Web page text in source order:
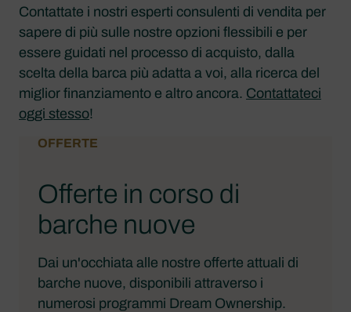
Contattate i nostri esperti consulenti di vendita per
sapere di più sulle nostre opzioni flessibili e per
essere guidati nel processo di acquisto, dalla
scelta della barca più adatta a voi, alla ricerca del
miglior finanziamento e altro ancora. Contattateci
oggi stesso!
OFFERTE
Offerte in corso di
barche nuove
Dai un'occhiata alle nostre offerte attuali di
barche nuove, disponibili attraverso i
numerosi programmi Dream Ownership.